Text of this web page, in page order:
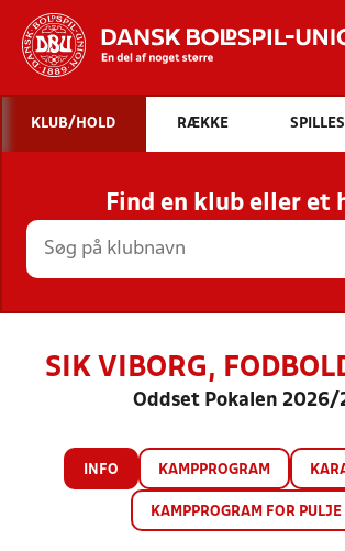
Hvad
INDHOLD
STILLINGER, RESULTATER,
HOLD
KLUB/HOLD RÆKKE
Find en klub eller et
SIK VIBORG,
Oddset Pokalen 2026/
INFO KAMPPROGRAM
KAMPPROGRAM FOR PULJE